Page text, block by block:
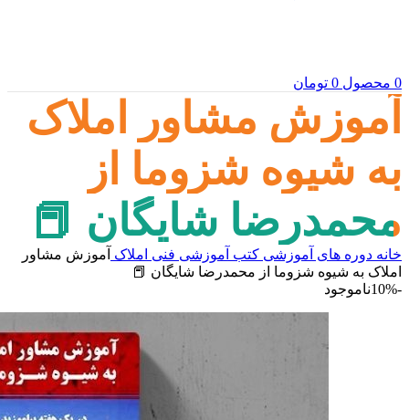
0 محصول 0 تومان
آموزش مشاور املاک
به شیوه شزوما از
محمدرضا شایگان 📕
خانه دوره های آموزشی کتب آموزشی فنی املاک آموزش مشاور
املاک به شیوه شزوما از محمدرضا شایگان 📕
-10%
ناموجود